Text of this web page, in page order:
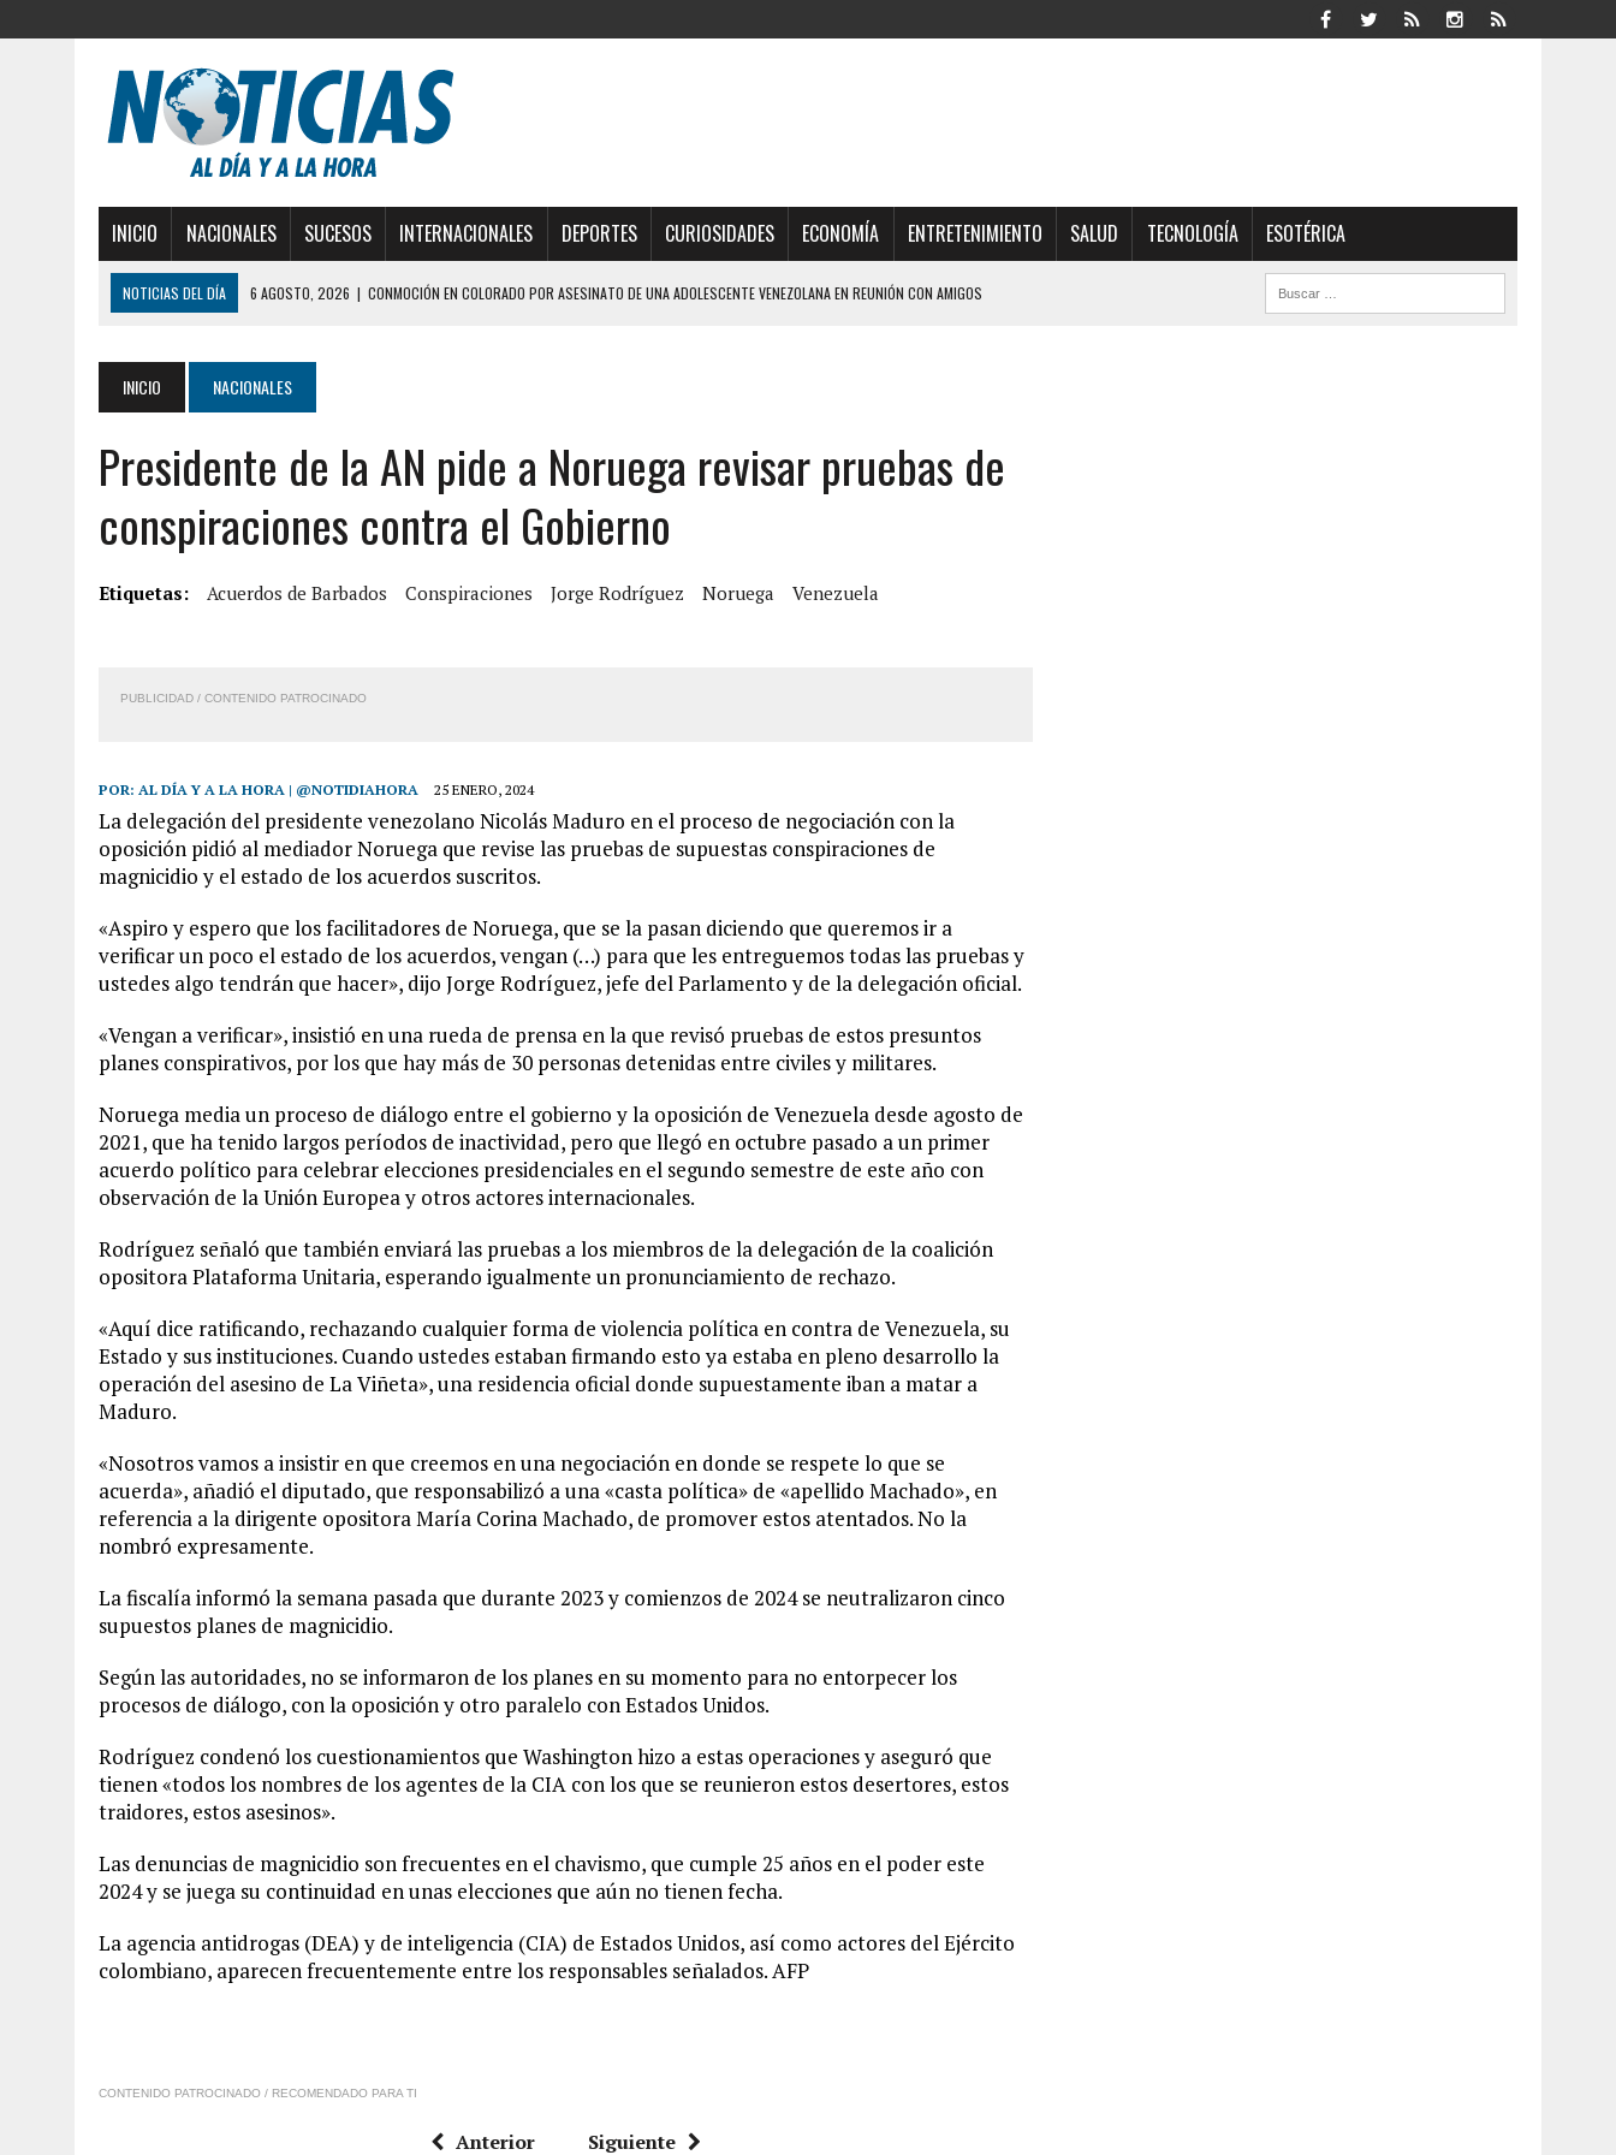
INICIO NACIONALES SUCESOS INTERNACIONALES DEPORTES CURIOSIDADES ECONOMÍA ENTRETENIMIENTO SALUD TECNOLOGÍA ESOTÉRICA
NOTICIAS DEL DÍA 6 AGOSTO, 2026 | CONMOCIÓN EN COLORADO POR ASESINATO DE UNA ADOLESCENTE VENEZOLANA EN REUNIÓN CON AMIGOS
5 AGOSTO, 2026 | HORROR EN BARINAS: UN HOMBRE INDUJO AL SUICIDIO A UNA ADOLESCENTE DE 13 AÑOS TRAS ABUSAR DE ELLA
3 AGOSTO, 2026 | LA INCREÍBLE FORMA EN LA QUE SOBREVIVIÓ UN HOMBRE Y SU FAMILIA TRAS LOS TERREMOTOS: CAYERON DESDE EL PISO NUEVE DEL
EDIFICIO PETUNIA
3 AGOSTO, 2026
YARACUY: INTENTÓ DESCONECTAR SU NEVERA MIENTRAS LA CASA SE INUNDABA
2 AGOSTO, 2026 | AYUDABA A PERSONAS EN SITUACIÓN DE CALLE Y MURIÓ A MANOS DE VARIOS DE ELLOS EN MATURÍN
2 AGOSTO, 2026 | FALCÓN: MUJER ATACÓ CON UN CUCHILLO A SUS HIJOS, UNO PERDIÓ LA VIDA
INICIO NACIONALES
Presidente de la AN pide a Noruega revisar pruebas de
conspiraciones contra el Gobierno
Etiquetas: Acuerdos de Barbados Conspiraciones Jorge Rodríguez Noruega Venezuela
PUBLICIDAD / CONTENIDO PATROCINADO
POR: AL DÍA Y A LA HORA | @NOTIDIAHORA 25 ENERO, 2024
La delegación del presidente venezolano Nicolás Maduro en el proceso de negociación con la
oposición pidió al mediador Noruega que revise las pruebas de supuestas conspiraciones de
magnicidio y el estado de los acuerdos suscritos.
«Aspiro y espero que los facilitadores de Noruega, que se la pasan diciendo que queremos ir a
verificar un poco el estado de los acuerdos, vengan (…) para que les entreguemos todas las pruebas y
ustedes algo tendrán que hacer», dijo Jorge Rodríguez, jefe del Parlamento y de la delegación oficial.
«Vengan a verificar», insistió en una rueda de prensa en la que revisó pruebas de estos presuntos
planes conspirativos, por los que hay más de 30 personas detenidas entre civiles y militares.
Noruega media un proceso de diálogo entre el gobierno y la oposición de Venezuela desde agosto de
2021, que ha tenido largos períodos de inactividad, pero que llegó en octubre pasado a un primer
acuerdo político para celebrar elecciones presidenciales en el segundo semestre de este año con
observación de la Unión Europea y otros actores internacionales.
Rodríguez señaló que también enviará las pruebas a los miembros de la delegación de la coalición
opositora Plataforma Unitaria, esperando igualmente un pronunciamiento de rechazo.
«Aquí dice ratificando, rechazando cualquier forma de violencia política en contra de Venezuela, su
Estado y sus instituciones. Cuando ustedes estaban firmando esto ya estaba en pleno desarrollo la
operación del asesino de La Viñeta», una residencia oficial donde supuestamente iban a matar a
Maduro.
«Nosotros vamos a insistir en que creemos en una negociación en donde se respete lo que se
acuerda», añadió el diputado, que responsabilizó a una «casta política» de «apellido Machado», en
referencia a la dirigente opositora María Corina Machado, de promover estos atentados. No la
nombró expresamente.
La fiscalía informó la semana pasada que durante 2023 y comienzos de 2024 se neutralizaron cinco
supuestos planes de magnicidio.
Según las autoridades, no se informaron de los planes en su momento para no entorpecer los
procesos de diálogo, con la oposición y otro paralelo con Estados Unidos.
Rodríguez condenó los cuestionamientos que Washington hizo a estas operaciones y aseguró que
tienen «todos los nombres de los agentes de la CIA con los que se reunieron estos desertores, estos
traidores, estos asesinos».
Las denuncias de magnicidio son frecuentes en el chavismo, que cumple 25 años en el poder este
2024 y se juega su continuidad en unas elecciones que aún no tienen fecha.
La agencia antidrogas (DEA) y de inteligencia (CIA) de Estados Unidos, así como actores del Ejército
colombiano, aparecen frecuentemente entre los responsables señalados. AFP
CONTENIDO PATROCINADO / RECOMENDADO PARA TI
Anterior Siguiente